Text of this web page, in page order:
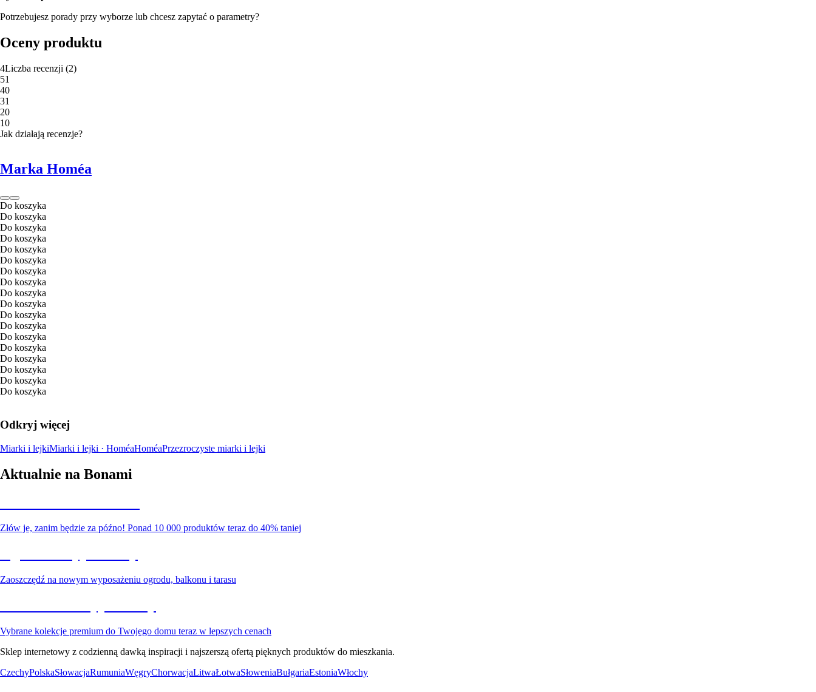
Potrzebujesz porady przy wyborze lub chcesz zapytać o parametry?
Oceny produktu
4Liczba recenzji (2)
51
40
31
20
10
Jak działają recenzje?
Marka Homéa
Do koszyka
Do koszyka
Do koszyka
Do koszyka
Do koszyka
Do koszyka
Do koszyka
Do koszyka
Do koszyka
Do koszyka
Do koszyka
Do koszyka
Do koszyka
Do koszyka
Do koszyka
Do koszyka
Do koszyka
Do koszyka
Odkryj więcej
Miarki i lejkiMiarki i lejki · HoméaHoméaPrzezroczyste miarki i lejki
Aktualnie na Bonami
Złów je, zanim będzie za późno! Ponad 10 000 produktów teraz do 40% taniej
Zaoszczędź na nowym wyposażeniu ogrodu, balkonu i tarasu
Vybrane kolekcje premium do Twojego domu teraz w lepszych cenach
Sklep internetowy z codzienną dawką inspiracji i najszerszą ofertą pięknych produktów do mieszkania.
CzechyPolskaSłowacjaRumuniaWęgryChorwacjaLitwaŁotwaSłoweniaBułgariaEstoniaWłochy